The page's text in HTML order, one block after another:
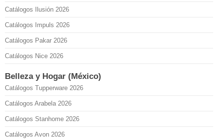
Catálogos Ilusión 2026
Catálogos Impuls 2026
Catálogos Pakar 2026
Catálogos Nice 2026
Belleza y Hogar (México)
Catálogos Tupperware 2026
Catálogos Arabela 2026
Catálogos Stanhome 2026
Catálogos Avon 2026